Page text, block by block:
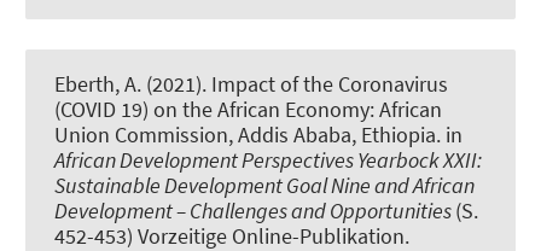
Eberth, A. (2021). Impact of the Coronavirus
(COVID 19) on the African Economy: African
Union Commission, Addis Ababa, Ethiopia. in
African Development Perspectives Yearbock XXII:
Sustainable Development Goal Nine and African
Development – Challenges and Opportunities(S.
452-453) Vorzeitige Online-Publikation.